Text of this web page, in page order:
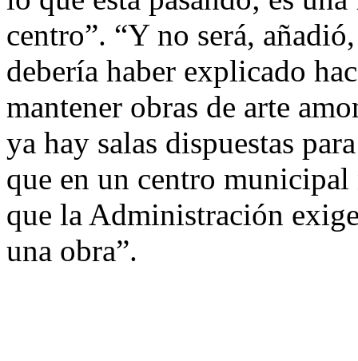
centro”. “Y no será,
debería haber explicado
mantener obras de arte
ya hay salas dispuestas
que en un centro
que la Administración
una obra”.